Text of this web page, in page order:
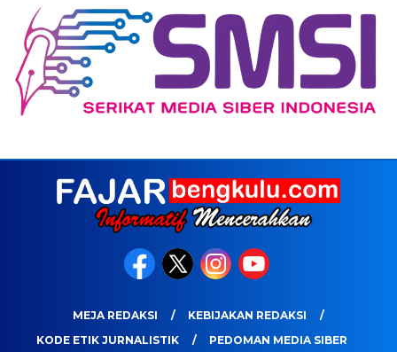
MEJA REDAKSI
KEBIJAKAN REDAKSI
KODE ETIK JURNALISTIK
PEDOMAN MEDIA SIBER